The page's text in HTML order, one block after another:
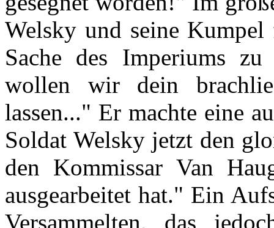
Welsky und seine
Sache des Imperiums
wollen wir dein
lassen..." Er machte eine
Soldat Welsky jetzt den
den Kommissar Van
ausgearbeitet hat." Ein
Versammelten, das